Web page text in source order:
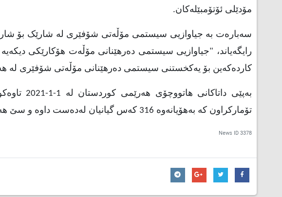
مۆدێلی ئۆتۆمبێلەکان.
سەبارەت بە جیاوازیی سیستمی مۆڵەتی شۆفێری لە شارێک بۆ
رایگەیاند، "جیاوازیی سیستمی دەرهێنانی مۆڵەت هۆکارێکی
کاردەکەین بۆ یەکخستنی سیستمی دەرهێنانی مۆڵەتی شۆفێری لە
تۆمارکراون کە بەهۆیانەوە 316 کەس گیانیان لەدەست داوە و سێ هەزار و 991 کەس برینداربوون.
News ID3378